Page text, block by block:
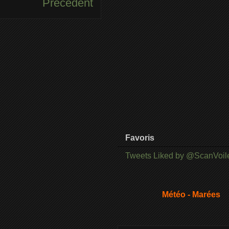
Précédent
Favoris
Tweets Liked by
Météo - Marées